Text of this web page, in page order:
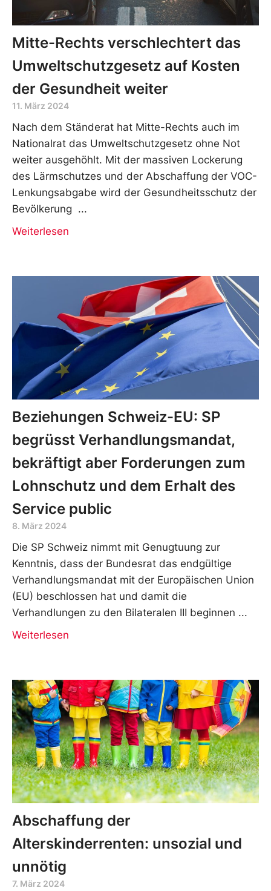
Mitte-Rechts verschlechtert das
Umweltschutzgesetz auf Kosten
der Gesundheit weiter
11. März 2024
Nach dem Ständerat hat Mitte-Rechts auch im
Nationalrat das Umweltschutzgesetz ohne Not
weiter ausgehöhlt. Mit der massiven Lockerung
des Lärmschutzes und der Abschaffung der VOC-
Lenkungsabgabe wird der Gesundheitsschutz der
Bevölkerung
Weiterlesen
Beziehungen Schweiz-EU: SP
begrüsst Verhandlungsmandat,
bekräftigt aber Forderungen zum
Lohnschutz und dem Erhalt des
Service public
8. März 2024
Die SP Schweiz nimmt mit Genugtuung zur
Kenntnis, dass der Bundesrat das endgültige
Verhandlungsmandat mit der Europäischen Union
(EU) beschlossen hat und damit die
Verhandlungen zu den Bilateralen III beginnen
Weiterlesen
Abschaffung der
Alterskinderrenten: unsozial und
unnötig
7. März 2024